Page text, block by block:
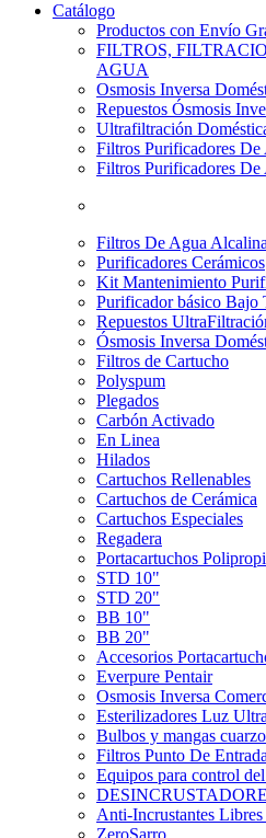
Catálogo
Productos con Envío
FILTROS,
AGUA
Osmosis Inversa
Repuestos Ósmosis
Ultrafiltración
Filtros Purificadores De
Filtros Purificadores De
Filtros De Agua
Purificadores Cerámicos
Kit Mantenimiento
Purificador básico Bajo
Repuestos
Ósmosis Inversa
Filtros de Cartucho
Polyspum
Plegados
Carbón Activado
En Linea
Hilados
Cartuchos Rellenables
Cartuchos de Cerámica
Cartuchos Especiales
Regadera
Portacartuchos
STD 10"
STD 20"
BB 10"
BB 20"
Accesorios
Everpure Pentair
Osmosis Inversa
Esterilizadores Luz
Bulbos y mangas
Filtros Punto De
Equipos para control
Anti-Incrustantes Libres
ZeroSarro